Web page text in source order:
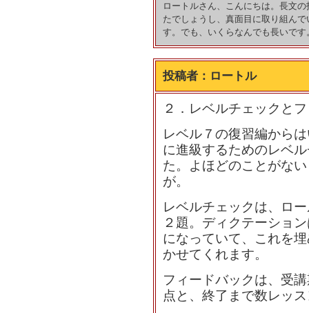
ロートルさん、こんにちは。長文
たでしょうし、真面目に取り組ん
す。でも、いくらなんでも長いです
投稿者： ロートル
２．レベルチェックと
レベル７の復習編から
に進級するためのレベ
た。よほどのことがな
が。
レベルチェックは、ロ
２題。ディクテーショ
になっていて、これを
かせてくれます。
フィードバックは、受
点と、終了まで数レッ